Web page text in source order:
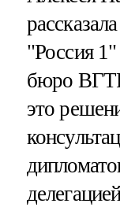
"Россия
бюро
это